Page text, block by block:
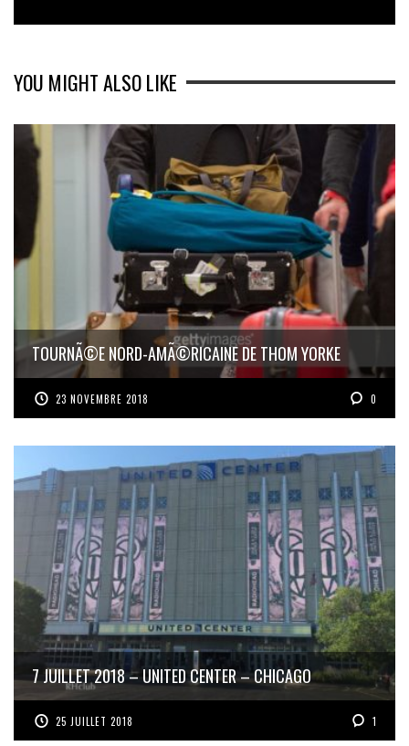
YOU MIGHT ALSO LIKE
TOURNÃ©E NORD-AMÃ©RICAINE DE THOM YORKE
23 NOVEMBRE 2018 0
7 JUILLET 2018 – UNITED CENTER – CHICAGO
25 JUILLET 2018 1